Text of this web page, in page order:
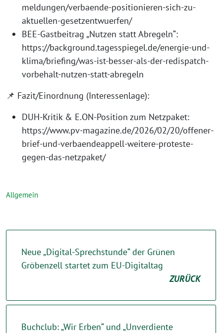
meldungen/verbaende-positionieren-sich-zu-
aktuellen-gesetzentwuerfen/
BEE-Gastbeitrag „Nutzen statt Abregeln“:
https://background.tagesspiegel.de/energie-und-
klima/briefing/was-ist-besser-als-der-redispatch-
vorbehalt-nutzen-statt-abregeln
📌 Fazit/Einordnung (Interessenlage):
DUH-Kritik & E.ON-Position zum Netzpaket:
https://www.pv-magazine.de/2026/02/20/offener-
brief-und-verbaendeappell-weitere-proteste-
gegen-das-netzpaket/
Allgemein
Neue „Digital-Sprechstunde“ der Grünen
Gröbenzell startet zum EU-Digitaltag
ZURÜCK
Buchclub: „Wir Erben“ und „Unverdiente